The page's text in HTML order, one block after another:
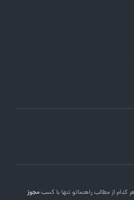
راهنماتو تنها با کسبمجوز